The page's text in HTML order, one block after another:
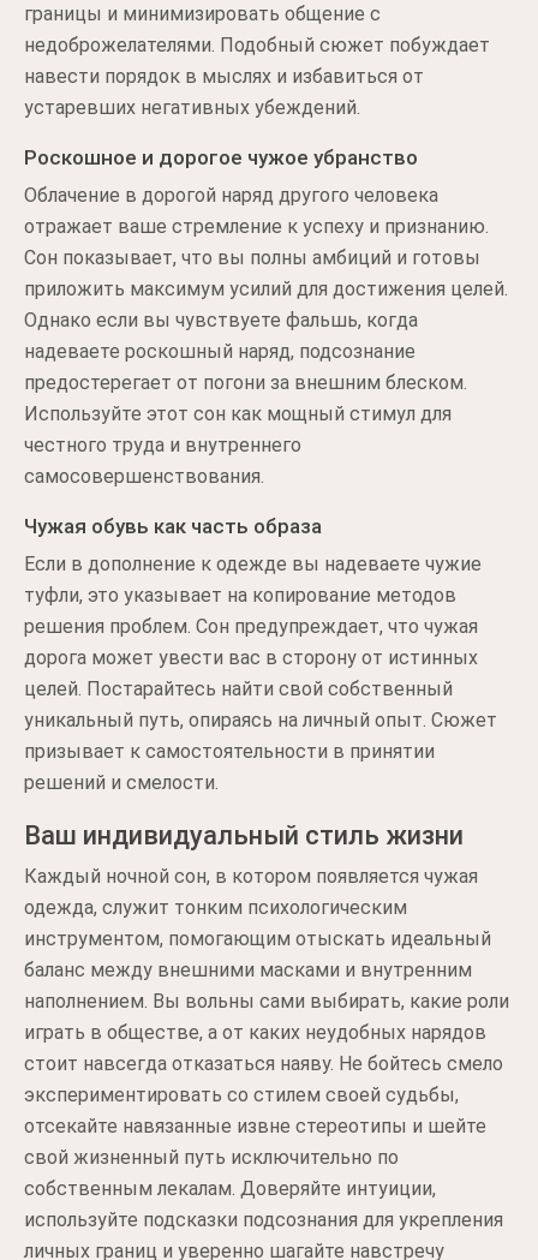
границы и минимизировать общение с
недоброжелателями. Подобный сюжет побуждает
навести порядок в мыслях и избавиться от
устаревших негативных убеждений.
Роскошное и дорогое чужое убранство
Облачение в дорогой наряд другого человека
отражает ваше стремление к успеху и признанию.
Сон показывает, что вы полны амбиций и готовы
приложить максимум усилий для достижения целей.
Однако если вы чувствуете фальшь, когда
надеваете роскошный наряд, подсознание
предостерегает от погони за внешним блеском.
Используйте этот сон как мощный стимул для
честного труда и внутреннего
самосовершенствования.
Чужая обувь как часть образа
Если в дополнение к одежде вы надеваете чужие
туфли, это указывает на копирование методов
решения проблем. Сон предупреждает, что чужая
дорога может увести вас в сторону от истинных
целей. Постарайтесь найти свой собственный
уникальный путь, опираясь на личный опыт. Сюжет
призывает к самостоятельности в принятии
решений и смелости.
Ваш индивидуальный стиль жизни
Каждый ночной сон, в котором появляется чужая
одежда, служит тонким психологическим
инструментом, помогающим отыскать идеальный
баланс между внешними масками и внутренним
наполнением. Вы вольны сами выбирать, какие роли
играть в обществе, а от каких неудобных нарядов
стоит навсегда отказаться наяву. Не бойтесь смело
экспериментировать со стилем своей судьбы,
отсекайте навязанные извне стереотипы и шейте
свой жизненный путь исключительно по
собственным лекалам. Доверяйте интуиции,
используйте подсказки подсознания для укрепления
личных границ и уверенно шагайте навстречу